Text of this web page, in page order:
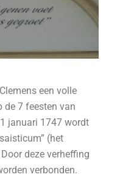
een volle
de 7 feesten van
januari 1747 wordt
(het
deze verheffing
verbonden.